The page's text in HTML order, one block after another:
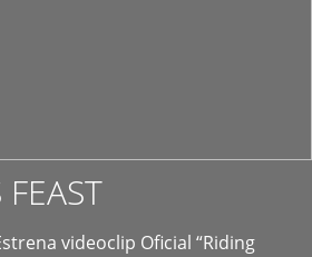
videoclip Oficial “Riding